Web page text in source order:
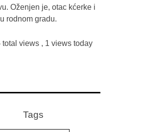
Oženjen je, otac kćerke i
rodnom gradu.
views , 1 views today
Tags